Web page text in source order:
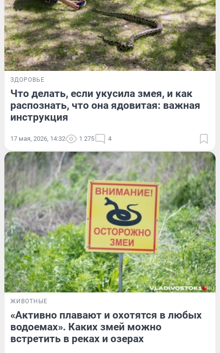
ЗДОРОВЬЕ
Что делать, если укусила змея, и как
распознать, что она ядовитая: важная
инструкция
17 мая, 2026, 14:32 1 275 4
ЖИВОТНЫЕ
«Активно плавают и охотятся в любых
водоемах». Каких змей можно
встретить в реках и озерах